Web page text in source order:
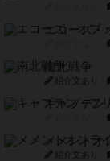
エコーズ・
南北戦争
紹介文あり
キャプテン
メメントオ
紹介文あり